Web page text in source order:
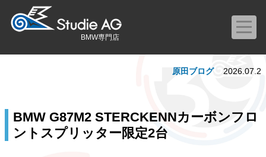
BMW専門店
BMW G87M2 STERCKENNカーボンフロ
ントスプリッター限定2台
原田ブログ 2026.07.2